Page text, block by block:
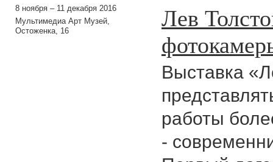
8 ноября – 11 декабря 2016
Мультимедиа Арт Музей,
Остоженка, 16
Лев
Выставка
работы
-